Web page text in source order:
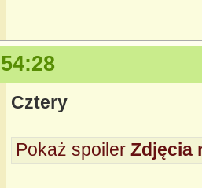
Cztery
Pokaż spoiler Zdjęcia